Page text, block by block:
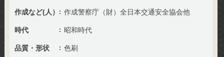
作成など(人） 作成警察庁（財）全日本交通安全協会他
時代 昭和時代
品質・形状 色刷